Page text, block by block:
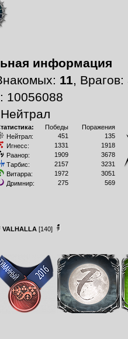
информация
11, Врагов:
10056088
Победы
Поражения
Нейтрал:
451
135
Игнесс:
1331
1918
Раанор:
1909
3678
Тарбис:
2157
3231
Витарра:
1972
3051
Дримнир:
275 569
VALHALLA[140]